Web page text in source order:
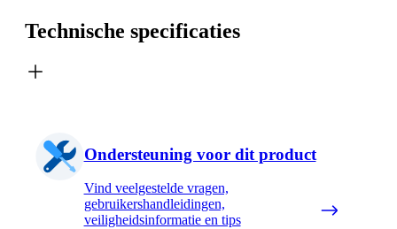
Technische specificaties
Ondersteuning voor dit product
Vind veelgestelde vragen,
gebruikershandleidingen,
veiligheidsinformatie en tips